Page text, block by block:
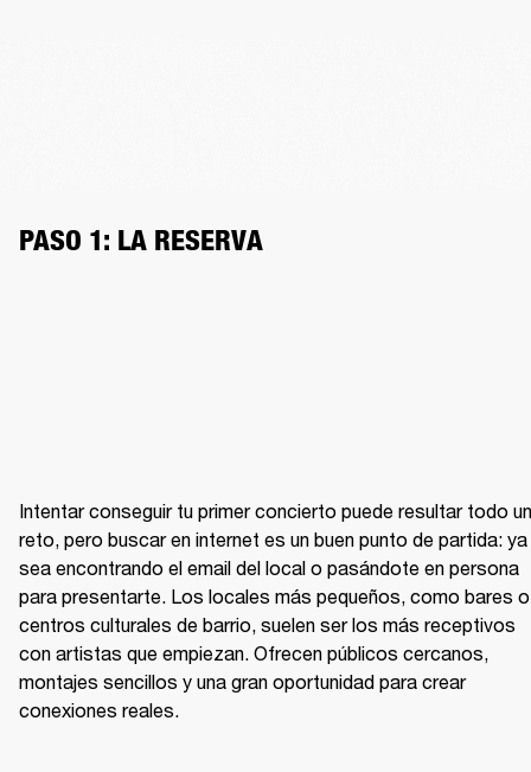
PASO 1: LA RESERVA
Intentar conseguir tu primer concierto puede resultar todo un
reto, pero buscar en internet es un buen punto de partida: ya
sea encontrando el email del local o pasándote en persona
para presentarte. Los locales más pequeños, como bares o
centros culturales de barrio, suelen ser los más receptivos
con artistas que empiezan. Ofrecen públicos cercanos,
montajes sencillos y una gran oportunidad para crear
conexiones reales.